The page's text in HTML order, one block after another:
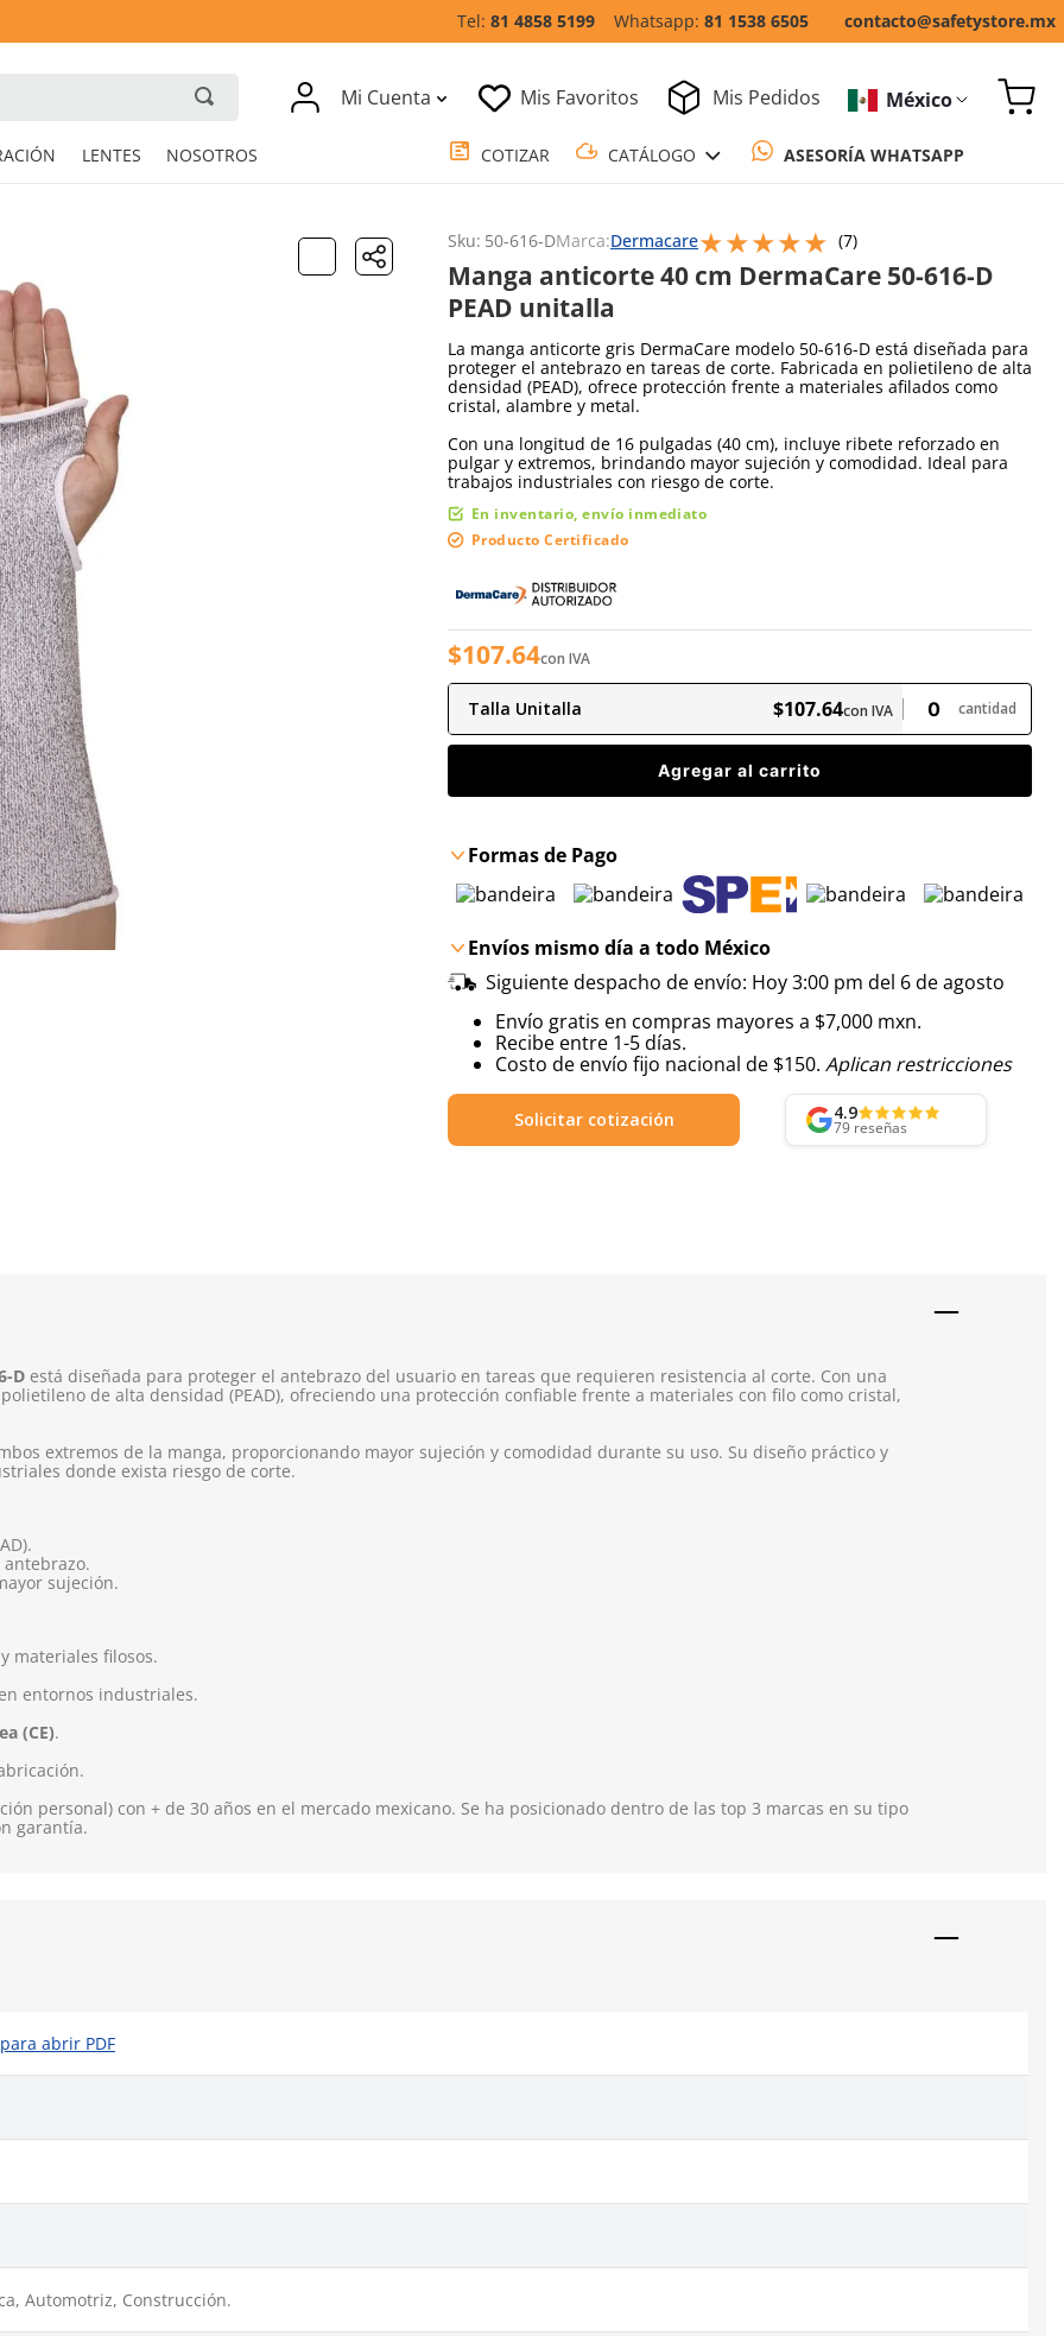
81 4858 5199 81 1538 6505 contacto@safetystore.mx
Mi Cuenta Mis Favoritos Mis Pedidos México
Sku: 50-616-DMarca:Dermacare★★★★★ (7)
Escribe un comentario
Manga anticorte 40 cm DermaCare 50-616-D
PEAD unitalla
La manga anticorte gris DermaCare modelo 50-616-D está diseñada para
proteger el antebrazo en tareas de corte. Fabricada en polietileno de alta
densidad (PEAD), ofrece protección frente a materiales afilados como
cristal, alambre y metal.
Con una longitud de 16 pulgadas (40 cm), incluye ribete reforzado en
pulgar y extremos, brindando mayor sujeción y comodidad. Ideal para
trabajos industriales con riesgo de corte.
En inventario, envío inmediato
Producto Certificado
$107.64con IVA
Talla Unitalla $107.64con IVA cantidad
Agregar al carrito
Formas de Pago
Envíos mismo día a todo México
Siguiente despacho de envío: Hoy 3:00 pm del 6 de agosto
Envío gratis en compras mayores a $7,000 mxn.
Recibe entre 1-5 días.
Costo de envío fijo nacional de $150. Aplican restricciones
Solicitar cotización 4.9
79 reseñas
D está diseñada para proteger el antebrazo del usuario en tareas que requieren resistencia al corte. Con una
de alta densidad (PEAD), ofreciendo una protección confiable frente a materiales con filo como cristal,
extremos de la manga, proporcionando mayor sujeción y comodidad durante su uso. Su diseño práctico y
donde exista riesgo de corte.
sujeción.
materiales filosos.
entornos industriales.
(CE).
personal) con + de 30 años en el mercado mexicano. Se ha posicionado dentro de las top 3 marcas en su tipo
garantía.
abrir PDF
Automotriz, Construcción.